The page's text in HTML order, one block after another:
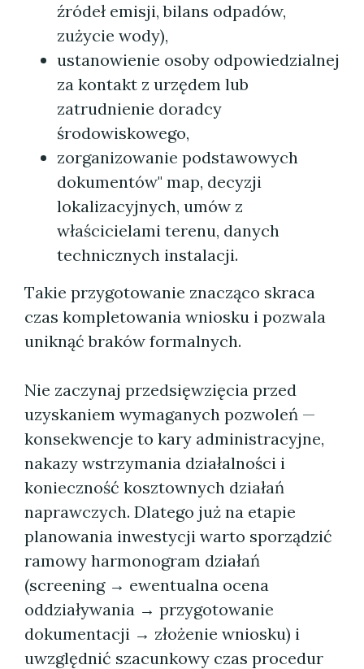
źródeł emisji, bilans odpadów,
zużycie wody),
ustanowienie osoby odpowiedzialnej
za kontakt z urzędem lub
zatrudnienie doradcy
środowiskowego,
zorganizowanie podstawowych
dokumentów" map, decyzji
lokalizacyjnych, umów z
właścicielami terenu, danych
technicznych instalacji.
Takie przygotowanie znacząco skraca
czas kompletowania wniosku i pozwala
uniknąć braków formalnych.
Nie zaczynaj przedsięwzięcia przed
uzyskaniem wymaganych pozwoleń —
konsekwencje to kary administracyjne,
nakazy wstrzymania działalności i
konieczność kosztownych działań
naprawczych. Dlatego już na etapie
planowania inwestycji warto sporządzić
ramowy harmonogram działań
(screening → ewentualna ocena
oddziaływania → przygotowanie
dokumentacji → złożenie wniosku) i
uwzględnić szacunkowy czas procedur